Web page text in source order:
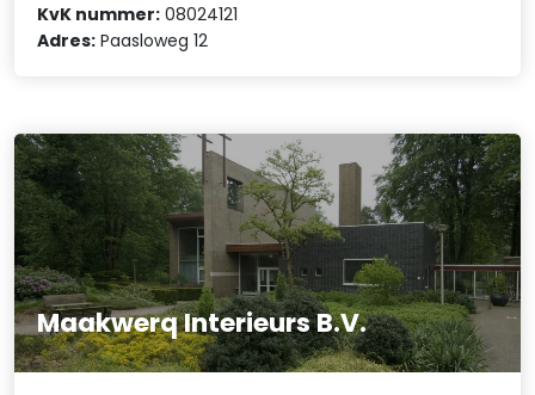
KvK nummer: 08024121
Adres: Paasloweg 12
Maakwerq Interieurs B.V.